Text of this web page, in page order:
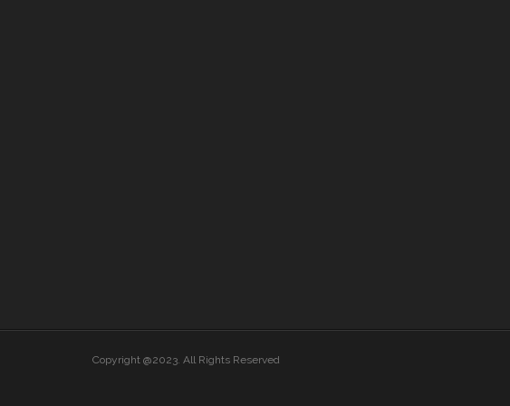
Copyright @2023. All Rights Reserved